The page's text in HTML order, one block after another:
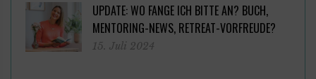
UPDATE: WO FANGE ICH BITTE AN? BUCH,
MENTORING-NEWS, RETREAT-VORFREUDE?
15. Juli 2024